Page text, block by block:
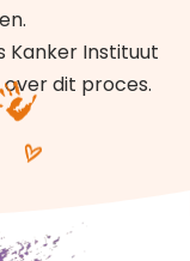
Kanker Instituut
dit proces.